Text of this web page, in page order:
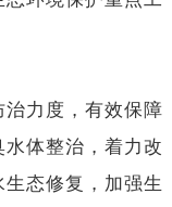
力度，有效保障
体整治，着力改
态修复，加强生